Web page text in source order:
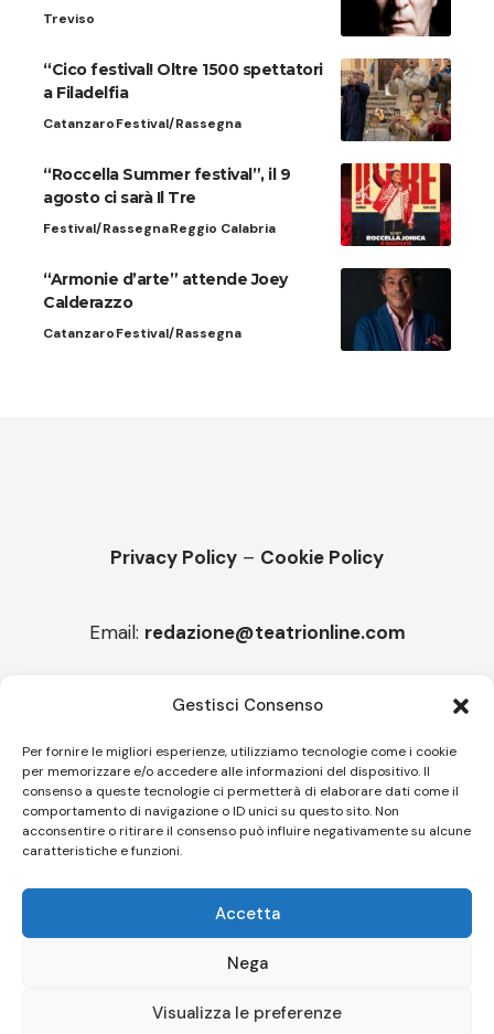
Gestisci Consenso
Per fornire le migliori esperienze, utilizziamo tecnologie come i cookie
per memorizzare e/o accedere alle informazioni del dispositivo. Il
consenso a queste tecnologie ci permetterà di elaborare dati come il
comportamento di navigazione o ID unici su questo sito. Non
acconsentire o ritirare il consenso può influire negativamente su alcune
caratteristiche e funzioni.
Accetta
Nega
Visualizza le preferenze
Treviso
“Cico festival! Oltre 1500 spettatori
a Filadelfia
CatanzaroFestival/Rassegna
“Roccella Summer festival”, il 9
agosto ci sarà Il Tre
Festival/RassegnaReggio Calabria
“Armonie d’arte” attende Joey
Calderazzo
CatanzaroFestival/Rassegna
Privacy Policy – Cookie Policy
Email: redazione@teatrionline.com
“Cico festival! Oltre 1500 spettatori a Filadelfia
Firenze - SEO BY SIMONE ROMPIETTI SR WEB
Le tue preferenze relative alla privacy